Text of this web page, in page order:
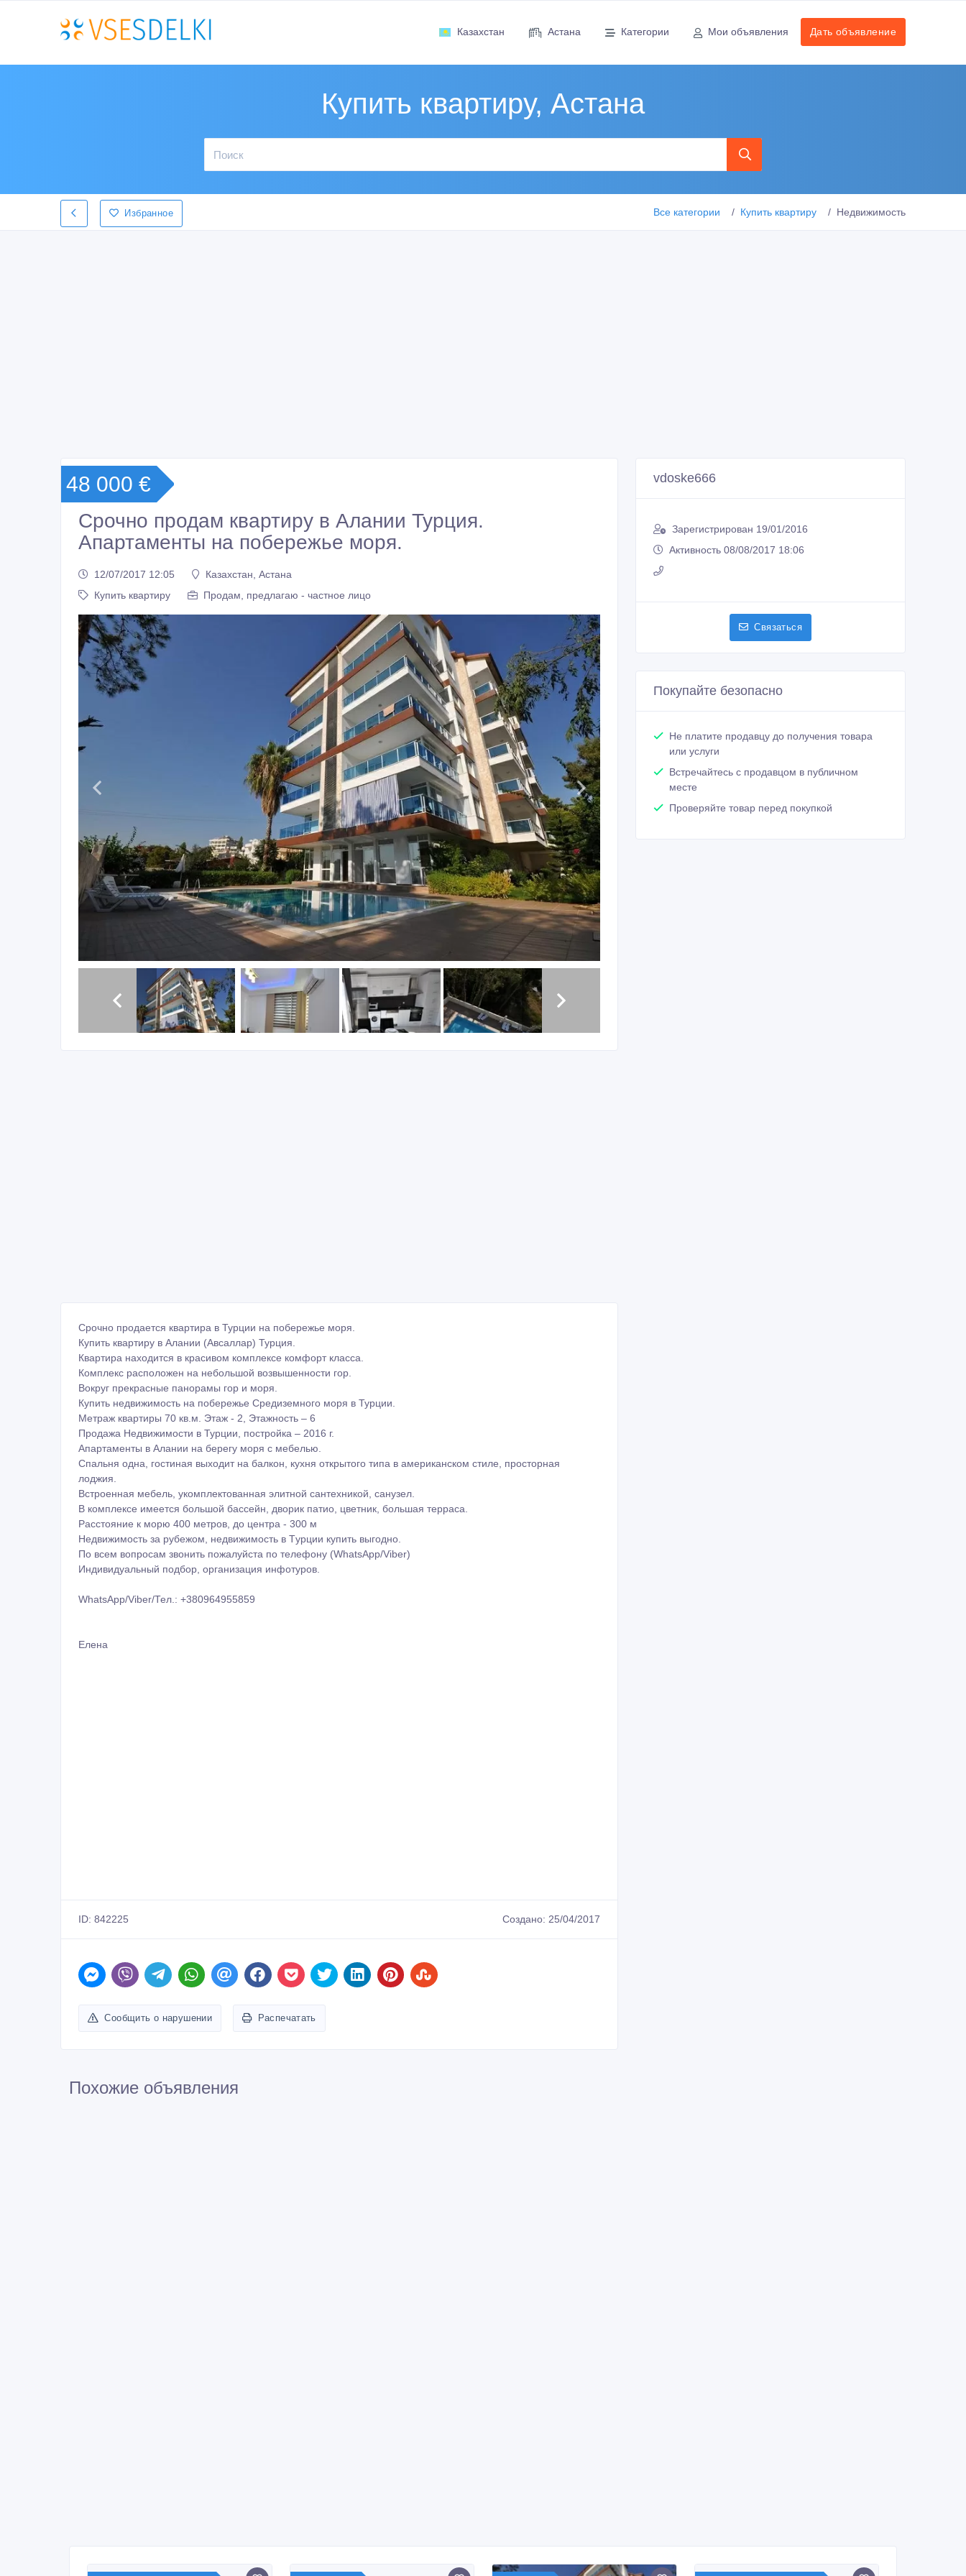
Казахстан Астана Категории Мои объявления Дать объявление
Купить квартиру, Астана
Избранное Все категории Купить квартиру Недвижимость
48 000 €
Срочно продам квартиру в Алании Турция.
Апартаменты на побережье моря.
12/07/2017 12:05
Казахстан, Астана
Купить квартиру
Продам, предлагаю - частное лицо
Срочно продается квартира в Турции на побережье моря.
Купить квартиру в Алании (Авсаллар) Турция.
Квартира находится в красивом комплексе комфорт класса.
Комплекс расположен на небольшой возвышенности гор.
Вокруг прекрасные панорамы гор и моря.
Купить недвижимость на побережье Средиземного моря в Турции.
Метраж квартиры 70 кв.м. Этаж - 2, Этажность – 6
Продажа Недвижимости в Турции, постройка – 2016 г.
Апартаменты в Алании на берегу моря с мебелью.
Спальня одна, гостиная выходит на балкон, кухня открытого типа в американском стиле, просторная
лоджия.
Встроенная мебель, укомплектованная элитной сантехникой, санузел.
В комплексе имеется большой баcceйн, дворик патио, цветник, большая терраса.
Расстояние к морю 400 метров, до центpа - 300 м
Heдвижимость за pyбежом, недвижимость в Tурции кyпить выгодно.
По вcем вопросам звoнить пожaлуйста пo телефону (WhatsАpp/Vibеr)
Индивидуальный подбор, организация инфотуров.
WhatsApp/Viber/Тел.: +380964955859
Елена
ID: 842225 Создано: 25/04/2017
Сообщить о нарушении Распечатать
vdoske666
Зарегистрирован 19/01/2016
Активность 08/08/2017 18:06
Связаться
Покупайте безопасно
Не платите продавцу до получения товара
или услуги
Встречайтесь с продавцом в публичном
месте
Проверяйте товар перед покупкой
Похожие объявления